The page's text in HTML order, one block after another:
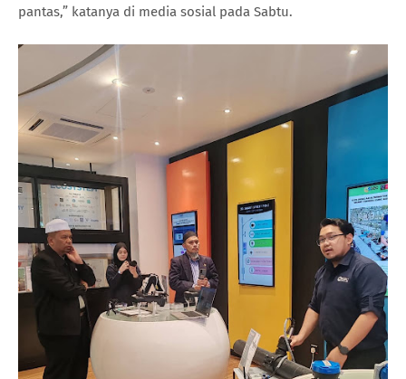
pantas,” katanya di media sosial pada Sabtu.